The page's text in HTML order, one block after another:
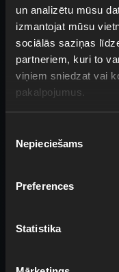
un analizētu mūsu
izmantojat mūsu
sociālās saziņas
partneriem, kuri to
viņiem sniedzat vai
pakalpojumus.
izvēle
Nepieciešams
Preferences
Statistikasalīdzinoši